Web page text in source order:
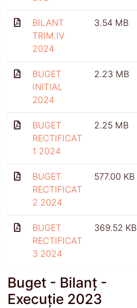
BILANT
TRIM.IV
2024
3.54 MB
BUGET
INITIAL
2024
2.23 MB
BUGET
RECTIFICAT
1 2024
2.25 MB
BUGET
RECTIFICAT
2 2024
577.00 KB
BUGET
RECTIFICAT
3 2024
369.52 KB
Buget - Bilanț -
Execuție 2023